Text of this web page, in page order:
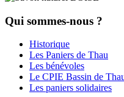
Qui sommes-nous ?
Historique
Les Paniers de Thau
Les bénévoles
Le CPIE Bassin de
Les paniers solidaires